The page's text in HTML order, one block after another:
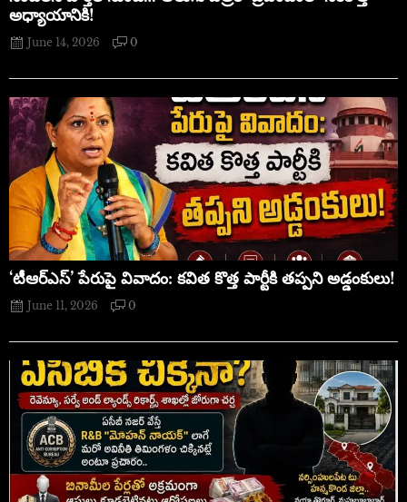
అధ్యాయానికి!
June 14, 2026 0
‘టీఆర్ఎస్’ పేరుపై వివాదం: కవిత కొత్త పార్టీకి తప్పని అడ్డంకులు!
June 11, 2026 0